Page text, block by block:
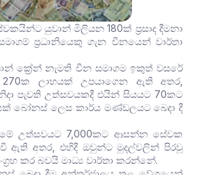
යුවාන් මිලියන 180ක් ප්‍රසාද දීමනා
ප්‍රධානියෙකු ගැන චීනයෙන් වාර්තා
ක්‍රේන් නැමති චීන සමාගම ඉකුත් වසරේ
ලාභයක් උපයාගෙන ඇති අතර,
පැවති උත්සවයකදී එයින් සියයට 70කට
බෝනස් ලෙස කාර්ය මණ්ඩලයට බෙදා දී
උත්සවයට 7,000කට ආසන්න සේවක
ඇති අතර, එහිදී ඔවුන්ට මුදල්වලින් පිරවූ
කර බවයි මාධ්‍ය වාර්තා කරන්නේ.